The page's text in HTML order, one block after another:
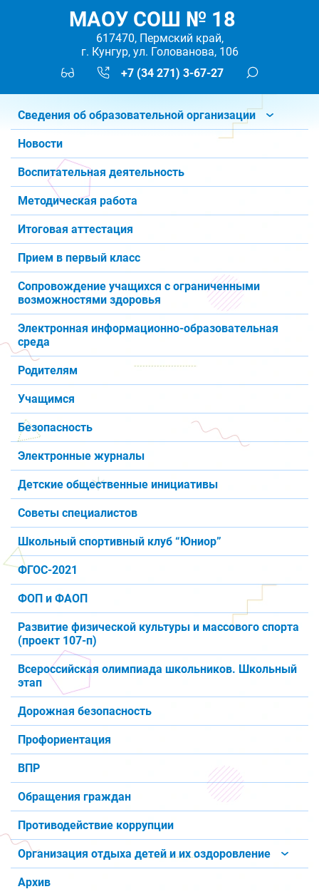
МАОУ СОШ № 18
617470, Пермский край,
г. Кунгур, ул. Голованова, 106
+7 (34 271) 3-67-27
Сведения об образовательной организации
Новости
Воспитательная деятельность
Методическая работа
Итоговая аттестация
Прием в первый класс
Сопровождение учащихся с ограниченными
возможностями здоровья
Электронная информационно-образовательная
среда
Родителям
Учащимся
Безопасность
Электронные журналы
Детские общественные инициативы
Советы специалистов
Школьный спортивный клуб “Юниор”
ФГОС-2021
ФОП и ФАОП
Развитие физической культуры и массового спорта
(проект 107-п)
Всероссийская олимпиада школьников. Школьный
этап
Дорожная безопасность
Профориентация
ВПР
Обращения граждан
Противодействие коррупции
Организация отдыха детей и их оздоровление
Архив